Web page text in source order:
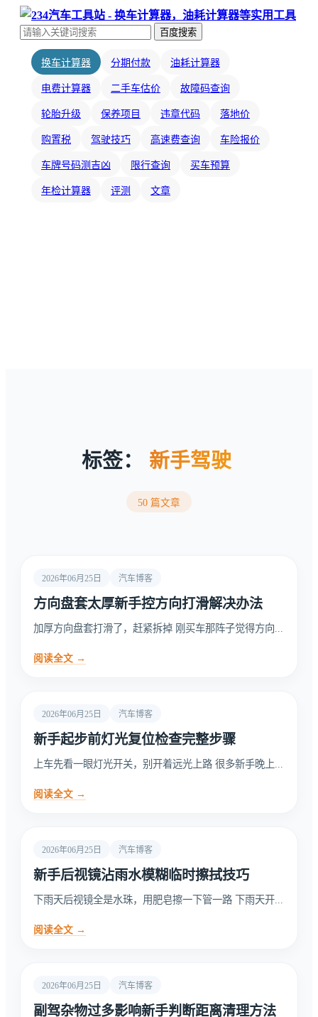
百度搜索
换车计算器 分期付款 油耗计算器
电费计算器 二手车估价 故障码查询
轮胎升级 保养项目 违章代码 落地价
购置税 驾驶技巧 高速费查询 车险报价
车牌号码测吉凶 限行查询 买车预算
年检计算器 评测 文章
标签： 新手驾驶
50 篇文章
2026年06月25日 汽车博客
方向盘套太厚新手控方向打滑解决办法
加厚方向盘套打滑了，赶紧拆掉 刚买车那阵子觉得方向...
阅读全文 →
2026年06月25日 汽车博客
新手起步前灯光复位检查完整步骤
上车先看一眼灯光开关，别开着远光上路 很多新手晚上...
阅读全文 →
2026年06月25日 汽车博客
新手后视镜沾雨水模糊临时擦拭技巧
下雨天后视镜全是水珠，用肥皂擦一下管一路 下雨天开...
阅读全文 →
2026年06月25日 汽车博客
副驾杂物过多影响新手判断距离清理方法